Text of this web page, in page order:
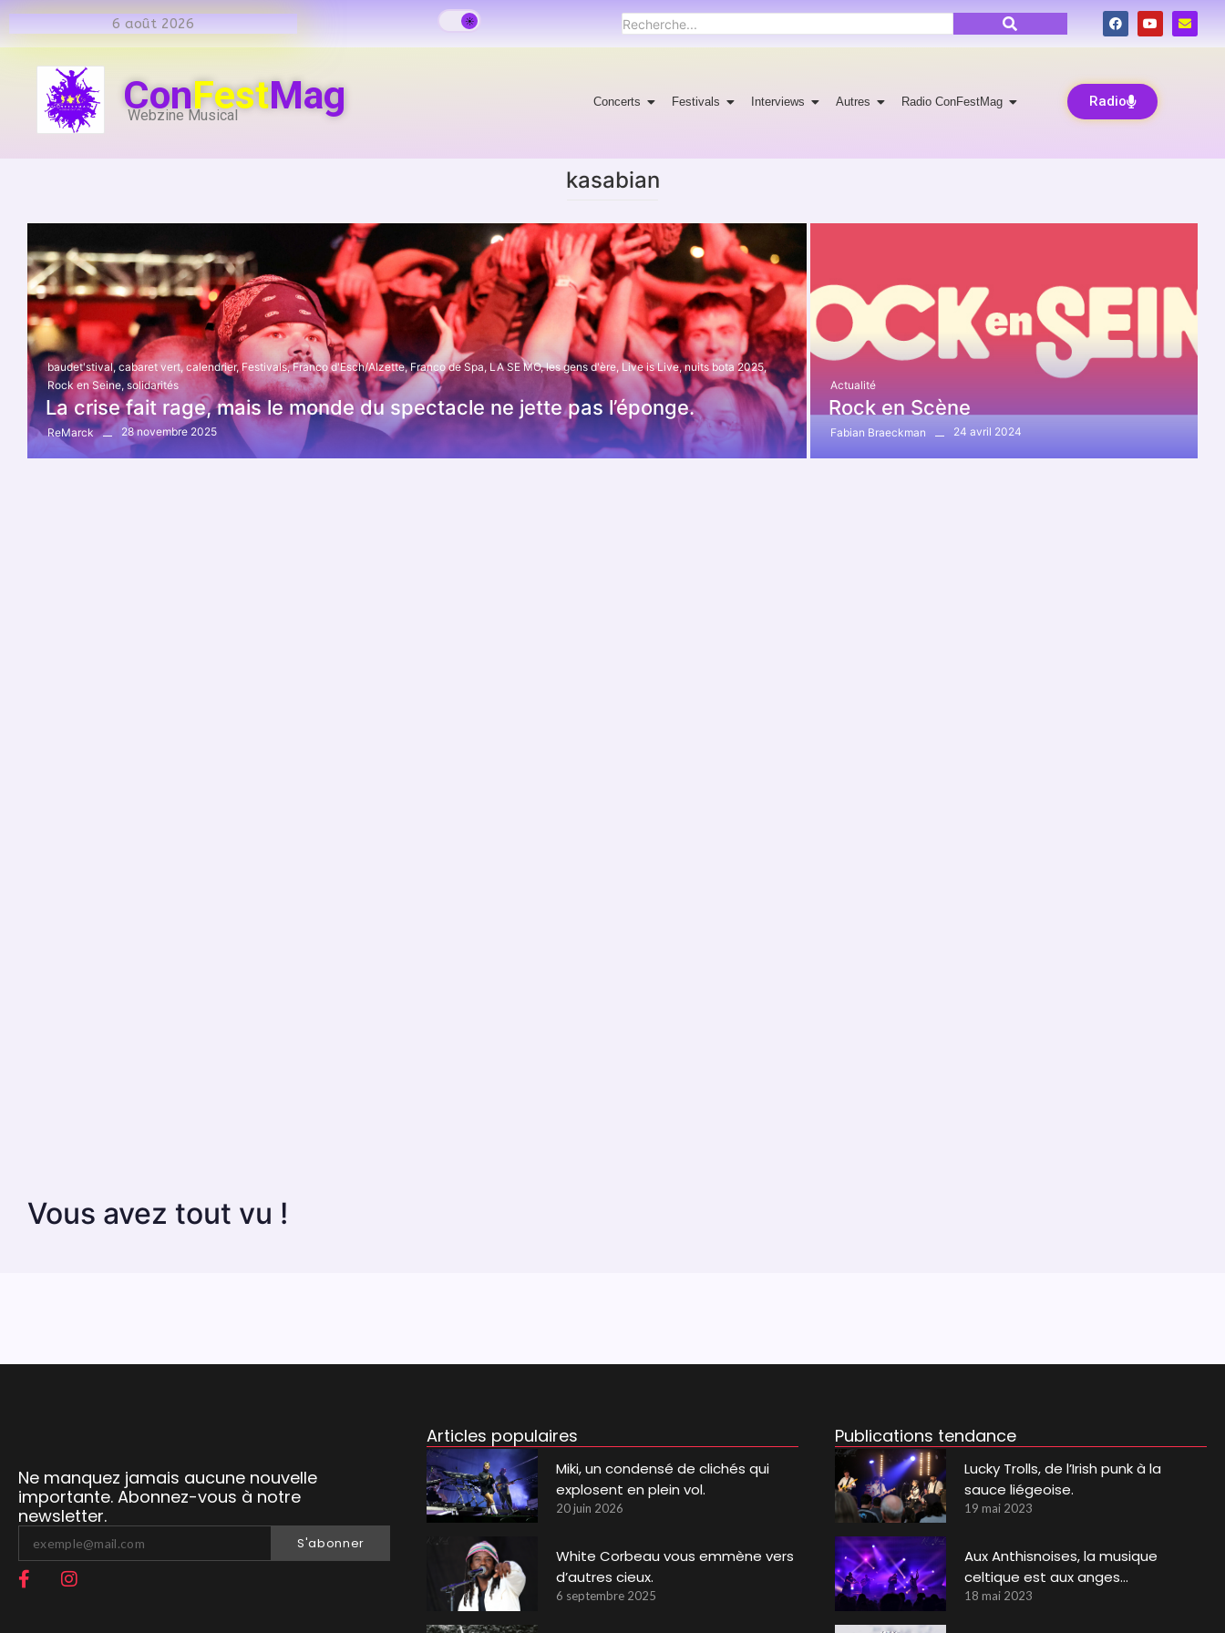
6 août 2026
ConFestMag
Webzine Musical
Concerts Festivals Interviews Autres Radio ConFestMag Radio
kasabian
baudet'stival, cabaret vert, calendrier, Festivals, Franco d'Esch/Alzette, Franco de Spa, LA SE MO, les gens d'ère, Live is Live, nuits bota 2025,
Rock en Seine, solidarités
La crise fait rage, mais le monde du spectacle ne jette pas l’éponge.
ReMarck 28 novembre 2025
Actualité
Rock en Scène
Fabian Braeckman 24 avril 2024
Vous avez tout vu !
Ne manquez jamais aucune nouvelle
importante. Abonnez-vous à notre
newsletter.
S'abonner
Articles populaires
Miki, un condensé de clichés qui
explosent en plein vol.
20 juin 2026
White Corbeau vous emmène vers
d’autres cieux.
6 septembre 2025
Publications tendance
Lucky Trolls, de l’Irish punk à la
sauce liégeoise.
19 mai 2023
Aux Anthisnoises, la musique
celtique est aux anges…
18 mai 2023